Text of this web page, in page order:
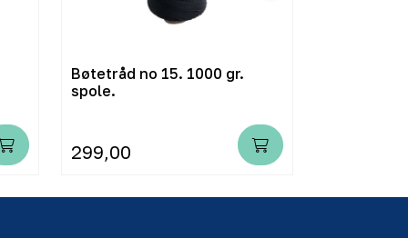
Bøtetråd no 15. 1000 gr.
spole.
299,00